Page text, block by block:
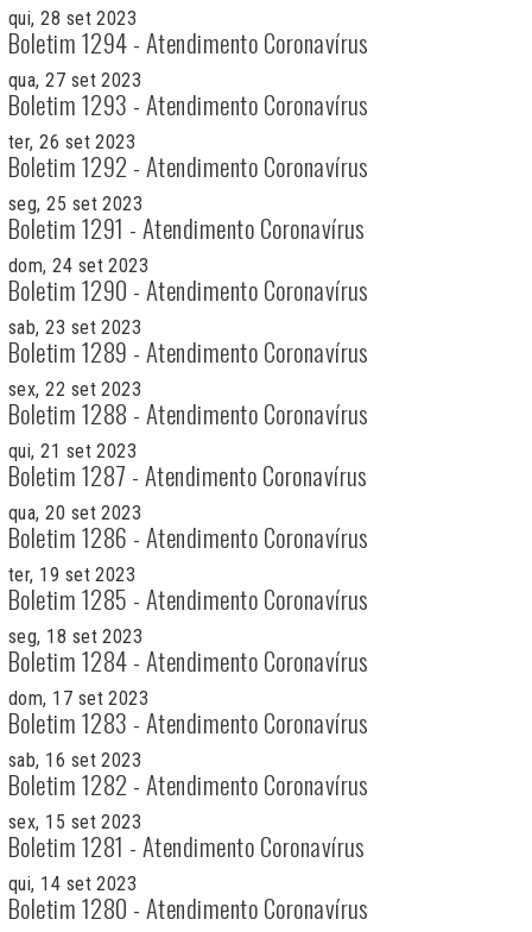
qui, 28 set 2023
Boletim 1294 - Atendimento Coronavírus
qua, 27 set 2023
Boletim 1293 - Atendimento Coronavírus
ter, 26 set 2023
Boletim 1292 - Atendimento Coronavírus
seg, 25 set 2023
Boletim 1291 - Atendimento Coronavírus
dom, 24 set 2023
Boletim 1290 - Atendimento Coronavírus
sab, 23 set 2023
Boletim 1289 - Atendimento Coronavírus
sex, 22 set 2023
Boletim 1288 - Atendimento Coronavírus
qui, 21 set 2023
Boletim 1287 - Atendimento Coronavírus
qua, 20 set 2023
Boletim 1286 - Atendimento Coronavírus
ter, 19 set 2023
Boletim 1285 - Atendimento Coronavírus
seg, 18 set 2023
Boletim 1284 - Atendimento Coronavírus
dom, 17 set 2023
Boletim 1283 - Atendimento Coronavírus
sab, 16 set 2023
Boletim 1282 - Atendimento Coronavírus
sex, 15 set 2023
Boletim 1281 - Atendimento Coronavírus
qui, 14 set 2023
Boletim 1280 - Atendimento Coronavírus